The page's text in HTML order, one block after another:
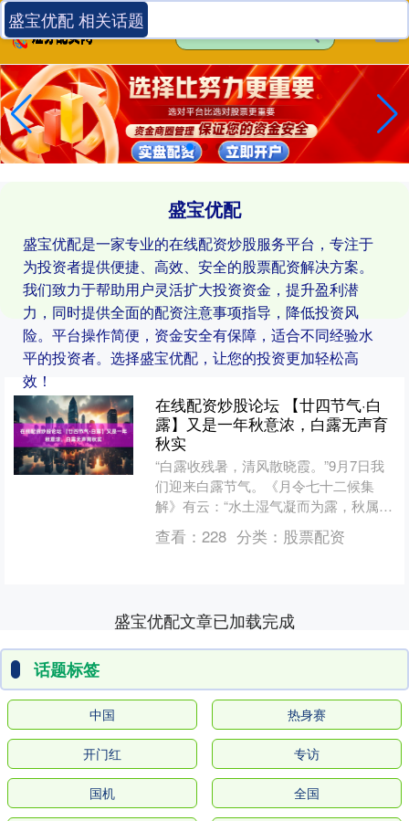
盛宝优配
盛宝优配是一家专业的在线配资炒股服务平台，专注于
为投资者提供便捷、高效、安全的股票配资解决方案。
我们致力于帮助用户灵活扩大投资资金，提升盈利潜
力，同时提供全面的配资注意事项指导，降低投资风
险。平台操作简便，资金安全有保障，适合不同经验水
平的投资者。选择盛宝优配，让您的投资更加轻松高
效！
盛宝优配 相关话题
在线配资炒股论坛 【廿四节气·白
露】又是一年秋意浓，白露无声育
秋实
“白露收残暑，清风散晓霞。”9月7日我
们迎来白露节气。《月令七十二候集
解》有云：“水土湿气凝而为露，秋属
金，金色白，白者露之色在线配资炒股
论坛，而气始寒也”，这....
查看： 228 分类： 股票配资
盛宝优配文章已加载完成
话题标签
中国 热身赛
开门红 专访
国机 全国